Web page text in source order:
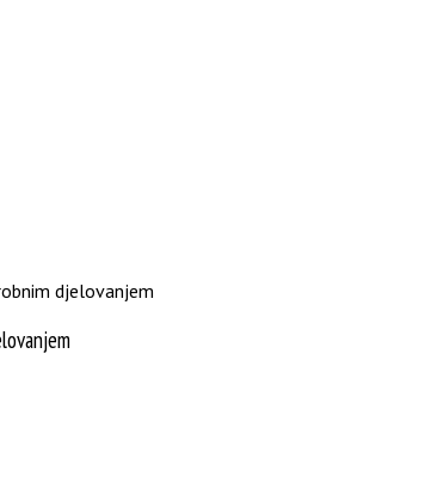
djelovanjem